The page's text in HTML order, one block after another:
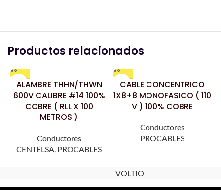
Productos relacionados
ALAMBRE THHN/THWN
600V CALIBRE #14 100%
COBRE ( RLL X 100
METROS )
Conductores
CENTELSA, PROCABLES
CABLE CONCENTRICO
1X8+8 MONOFASICO ( 110
V ) 100% COBRE
Conductores
PROCABLES
VOLTIO